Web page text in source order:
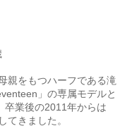
親をもつハーフである滝
」の専属モデルと
卒業後の2011年からは
てきました。